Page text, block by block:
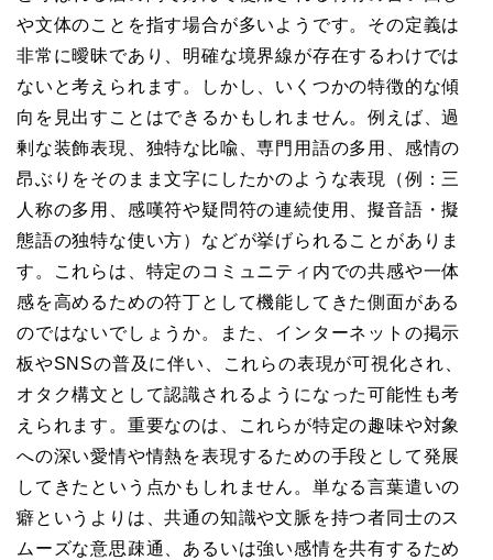
や文体のことを指す場合が多いようです。その定義は
非常に曖昧であり、明確な境界線が存在するわけでは
ないと考えられます。しかし、いくつかの特徴的な傾
向を見出すことはできるかもしれません。例えば、過
剰な装飾表現、独特な比喩、専門用語の多用、感情の
昂ぶりをそのまま文字にしたかのような表現（例：三
人称の多用、感嘆符や疑問符の連続使用、擬音語・擬
態語の独特な使い方）などが挙げられることがありま
す。これらは、特定のコミュニティ内での共感や一体
感を高めるための符丁として機能してきた側面がある
のではないでしょうか。また、インターネットの掲示
板やSNSの普及に伴い、これらの表現が可視化され、
オタク構文として認識されるようになった可能性も考
えられます。重要なのは、これらが特定の趣味や対象
への深い愛情や情熱を表現するための手段として発展
してきたという点かもしれません。単なる言葉遣いの
癖というよりは、共通の知識や文脈を持つ者同士のス
ムーズな意思疎通、あるいは強い感情を共有するため